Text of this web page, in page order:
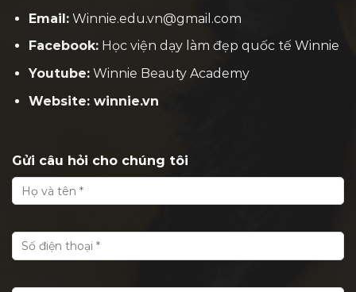
Email:Winnie.edu.vn@gmail.com
Facebook:Học viện dạy làm đẹp quốc tế Winnie
Youtube:Winnie Beauty Academy
Website: winnie.vn
Gửi câu hỏi cho chúng tôi